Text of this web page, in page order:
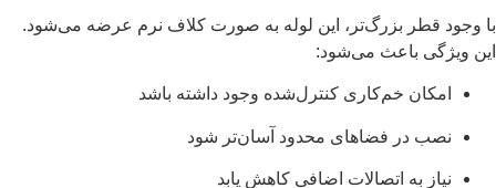
با وجود قطر بزرگ‌تر، این لوله به صورت کلاف نرم عرضه می‌شود.
این ویژگی باعث می‌شود:
امکان خم‌کاری کنترل‌شده وجود داشته باشد
نصب در فضاهای محدود آسان‌تر شود
نیاز به اتصالات اضافی کاهش یابد